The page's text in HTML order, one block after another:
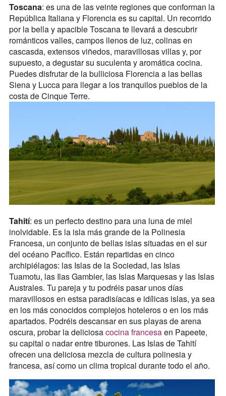
Toscana: es una de las veinte regiones que conforman la
República Italiana y Florencia es su capital. Un recorrido
por la bella y apacible Toscana te llevará a descubrir
románticos valles, campos llenos de luz, colinas en
cascasda, extensos viñedos, maravillosas villas y, por
supuesto, a degustar su suculenta y aromática cocina.
Puedes disfrutar de la bulliciosa Florencia a las bellas
Siena y Lucca para llegar a los tranquilos pueblos de la
costa de Cinque Terre.
Tahití: es un perfecto destino para una luna de miel
inolvidable. Es la isla más grande de la Polinesia
Francesa, un conjunto de bellas islas situadas en el sur
del océano Pacífico. Están repartidas en cinco
archipiélagos: las Islas de la Sociedad, las Islas
Tuamotu, las Ilas Gambier, las Islas Marquesas y las Islas
Australes. Tu pareja y tu podréis pasar unos días
maravillosos en estsa paradisíacas e idílicas islas, ya sea
en los más conocidos complejos hoteleros o en los más
apartados. Podréis descansar en sus playas de arena
oscura, probar la deliciosacocina francesaen Papeete,
su capital o nadar entre tiburones. Las Islas de Tahití
ofrecen una deliciosa mezcla de cultura polinesia y
francesa, así como un clima tropical durante todo el año.